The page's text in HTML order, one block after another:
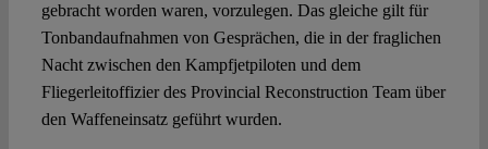
gebracht worden waren, vorzulegen. Das gleiche gilt für
Tonbandaufnahmen von Gesprächen, die in der fraglichen
Nacht zwischen den Kampfjetpiloten und dem
Fliegerleitoffizier des Provincial Reconstruction Team über
den Waffeneinsatz geführt wurden.